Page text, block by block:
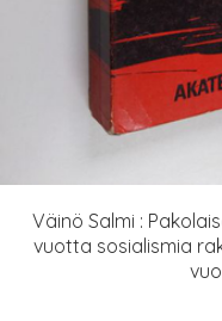
Väinö Salmi :
vuotta sosialismia